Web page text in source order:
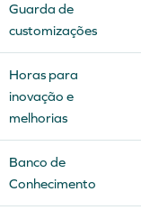
Guarda de
customizações
Horas para
inovação e
melhorias
Banco de
Conhecimento